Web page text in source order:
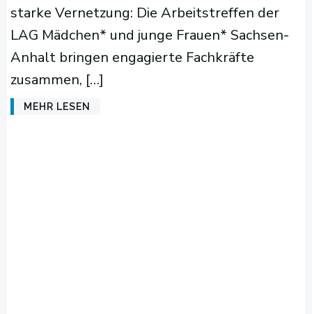
starke Vernetzung: Die Arbeitstreffen der
LAG Mädchen* und junge Frauen* Sachsen-
Anhalt bringen engagierte Fachkräfte
zusammen, […]
MEHR LESEN